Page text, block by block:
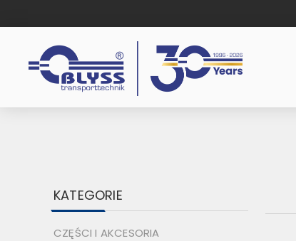
KATEGORIE
CZĘŚCI I AKCESORIA